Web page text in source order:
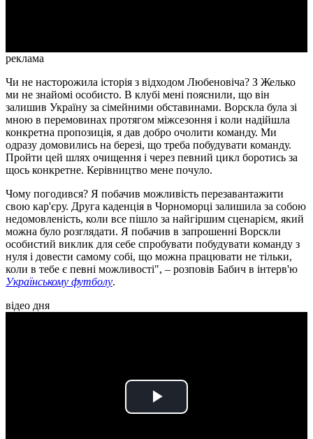
реклама
Чи не насторожила історія з відходом Любеновіча? З Желько
ми не знайомі особисто. В клубі мені пояснили, що він
залишив Україну за сімейними обставинами. Ворскла була зі
мною в перемовинах протягом міжсезоння і коли надійшла
конкретна пропозиція, я дав добро очолити команду. Ми
одразу домовились на березі, що треба побудувати команду.
Пройти цей шлях очищення і через певний цикл боротись за
щось конкретне. Керівництво мене почуло.
Чому погодився? Я побачив можливість перезавантажити
свою кар'єру. Друга каденція в Чорноморці залишила за собою
недомовленість, коли все пішло за найгіршим сценарієм, який
можна було розглядати. Я побачив в запрошенні Ворскли
особистий виклик для себе спробувати побудувати команду з
нуля і довести самому собі, що можна працювати не тільки,
коли в тебе є певні можливості", – розповів Бабич в інтерв'ю
Українському футболу.
відео дня
Play